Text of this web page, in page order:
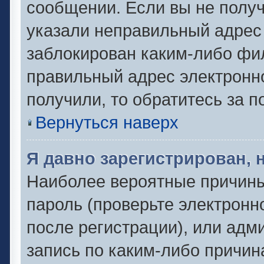
сообщении. Если вы не
указали неправильный
заблокирован каким-либо
правильный адрес
получили, то обратитесь
Вернуться наверх
Я давно зарегистрирован,
Наиболее вероятные
пароль (проверьте
после регистрации), или
запись по каким-либо